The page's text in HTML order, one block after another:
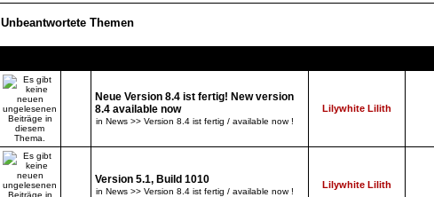
Unbeantwortete Themen
Neue Version 8.4 ist fertig! New version
8.4 available now
in News >> Version 8.4 ist fertig / available now !
Lilywhite Lilith
Version 5.1, Build 1010
in News >> Version 8.4 ist fertig / available now !
Lilywhite Lilith